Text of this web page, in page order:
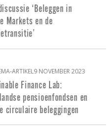
‘Beleggen in
Markets en de
ARTIKEL9 NOVEMBER 2023
Finance Lab:
pensioenfondsen en
circulaire beleggingen